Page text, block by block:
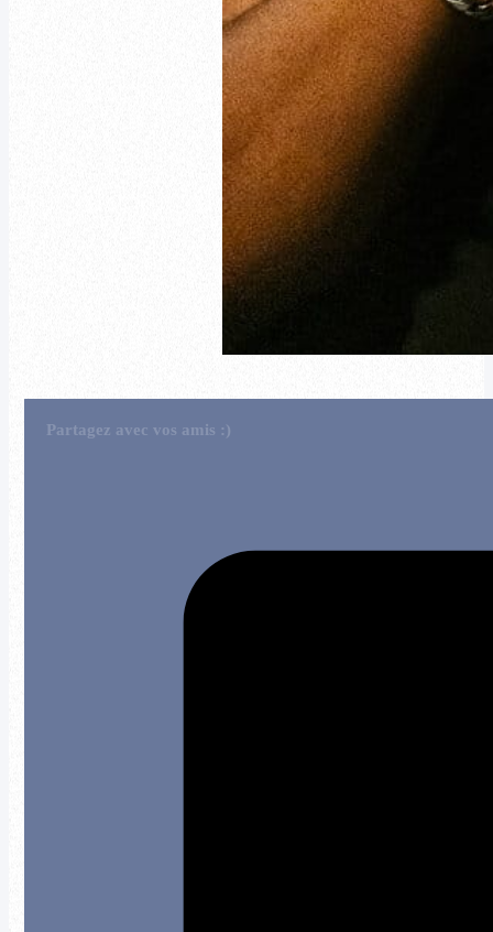
Partagez avec vos amis :)